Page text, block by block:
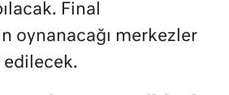
Final
oynanacağı merkezler
edilecek.